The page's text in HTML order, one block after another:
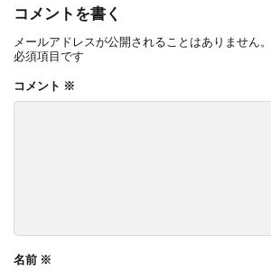
コメントを書く
メールアドレスが公開されることはありません。
必須項目です
コメント ※
名前 ※